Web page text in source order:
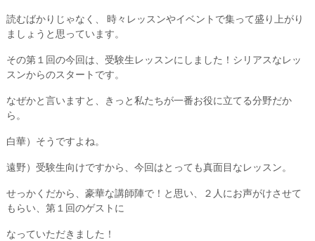
読むばかりじゃなく、 時々レッスンやイベントで集って盛り上がり
ましょうと思っています。
その第１回の今回は、受験生レッスンにしました！シリアスなレッ
スンからのスタートです。
なぜかと言いますと、きっと私たちが一番お役に立てる分野だか
ら。
白華）そうですよね。
遠野）受験生向けですから、今回はとっても真面目なレッスン。
せっかくだから、豪華な講師陣で！と思い、２人にお声がけさせて
もらい、第１回のゲストに
なっていただきました！